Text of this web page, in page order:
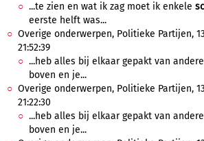
...te zien en wat ik zag moet ik enkele
eerste helft was...
Overige onderwerpen, Politieke Partijen,
21:52:39
...heb alles bij elkaar gepakt van andere
boven en je...
Overige onderwerpen, Politieke Partijen,
21:22:30
...heb alles bij elkaar gepakt van andere
boven en je...